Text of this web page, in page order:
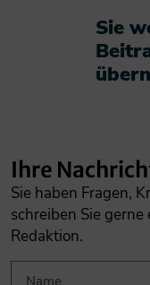
Sie
Ihre
Sie haben Fragen,
schreiben Sie
Redaktion.